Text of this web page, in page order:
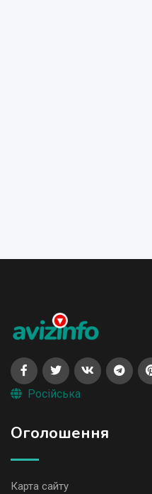
Російська
Оголошення
Карта сайту